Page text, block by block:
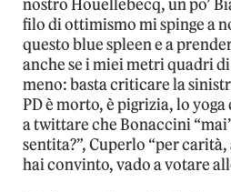
nostro Houellebecq, un po’
filo di ottimismo mi spinge a
questo blue spleen e a
anche se i miei metri quadri
meno: basta criticare la
PD è morto, è pigrizia, lo
a twittare che Bonaccini
sentita?”, Cuperlo “per
hai convinto, vado a votare